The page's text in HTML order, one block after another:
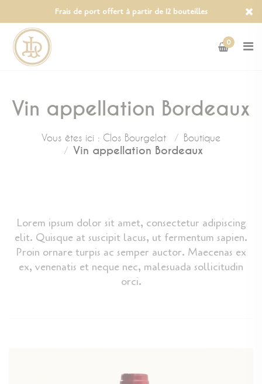
Frais de port offert à partir de 12 bouteilles
0
Vin appellation Bordeaux
Vous êtes ici : Clos Bourgelat Boutique
Vin appellation Bordeaux
Lorem ipsum dolor sit amet, consectetur adipiscing
elit. Quisque at suscipit lacus, ut fermentum sapien.
Proin ornare turpis ac semper auctor. Maecenas ex
ex, venenatis et neque nec, malesuada sollicitudin
orci.
Panneau de gestion des cookies